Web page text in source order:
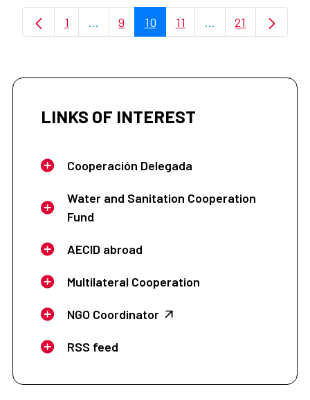
Page
1 ...Intermediate Pages Use TAB to navigate.
Page
9 Page
10 Page
11 ...Intermediate
Page
21
LINKS OF INTEREST
Cooperación Delegada
Water and Sanitation Cooperation
Fund
AECID abroad
Multilateral Cooperation
NGO Coordinator
RSS feed